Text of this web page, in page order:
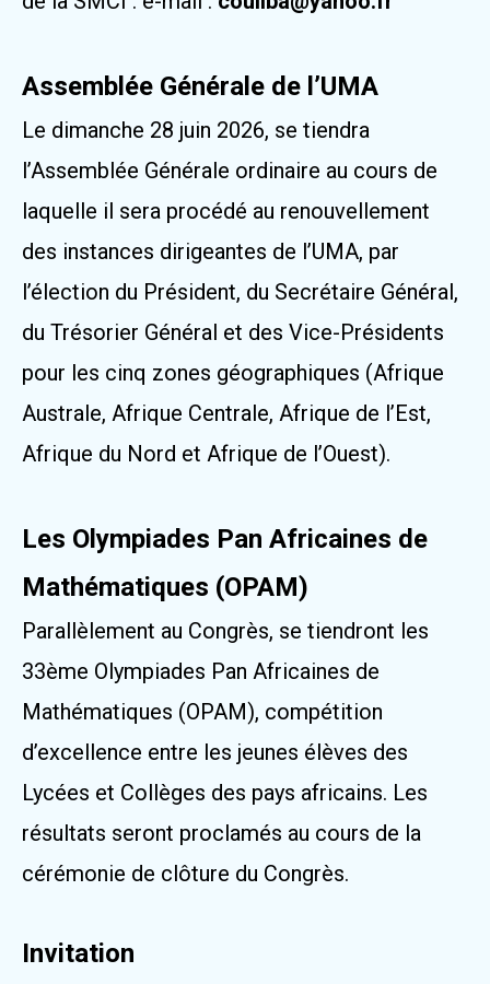
Assemblée Générale de l’UMA
Le dimanche 28 juin 2026, se tiendra
l’Assemblée Générale ordinaire au cours de
laquelle il sera procédé au renouvellement
des instances dirigeantes de l’UMA, par
l’élection du Président, du Secrétaire Général,
du Trésorier Général et des Vice-Présidents
pour les cinq zones géographiques (Afrique
Australe, Afrique Centrale, Afrique de l’Est,
Afrique du Nord et Afrique de l’Ouest).
Les Olympiades Pan Africaines de
Mathématiques (OPAM)
Parallèlement au Congrès, se tiendront les
33ème Olympiades Pan Africaines de
Mathématiques (OPAM), compétition
d’excellence entre les jeunes élèves des
Lycées et Collèges des pays africains. Les
résultats seront proclamés au cours de la
cérémonie de clôture du Congrès.
Invitation